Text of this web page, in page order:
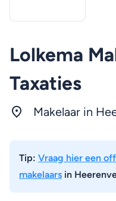
Lolkema
Taxaties
Makelaar in
Tip: Vraag hier een
makelaars in